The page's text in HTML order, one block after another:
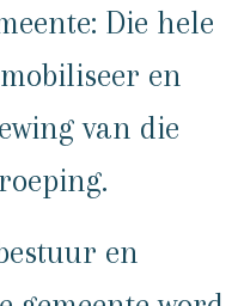
Die hele
en
van die
en